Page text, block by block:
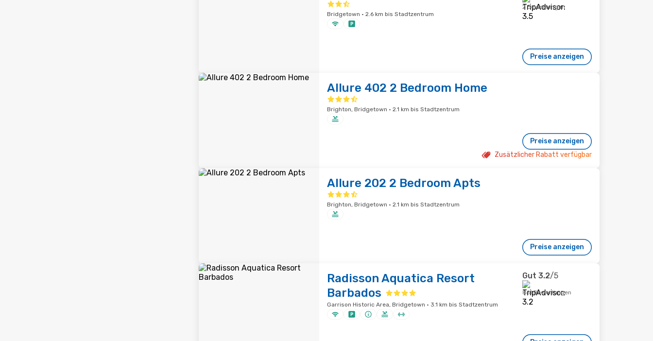
Bridgetown · 2.6 km bis Stadtzentrum
2 Bewertungen
Preise anzeigen
Allure 402 2 Bedroom Home
Brighton, Bridgetown · 2.1 km bis Stadtzentrum
Preise anzeigen
Zusätzlicher Rabatt verfügbar
Allure 202 2 Bedroom Apts
Brighton, Bridgetown · 2.1 km bis Stadtzentrum
Preise anzeigen
Radisson Aquatica Resort
Barbados
Garrison Historic Area, Bridgetown · 3.1 km bis Stadtzentrum
Gut 3.2/5
861 Bewertungen